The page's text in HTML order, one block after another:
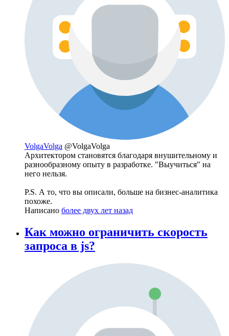
VolgaVolga @VolgaVolga
Архитектором становятся благодаря внушительному и
разнообразному опыту в разработке. "Выучиться" на
него нельзя.
P.S. А то, что вы описали, больше на бизнес-аналитика
похоже.
Написано более двух лет назад
Как можно ограничить скорость
запроса в js?